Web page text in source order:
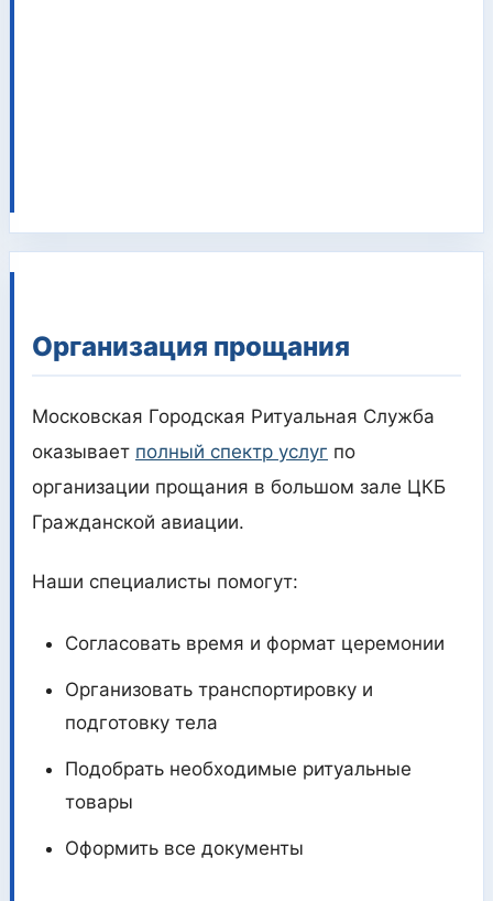
Организация прощания
Московская Городская Ритуальная Служба
оказывает полный спектр услуг по
организации прощания в большом зале ЦКБ
Гражданской авиации.
Наши специалисты помогут:
Согласовать время и формат церемонии
Организовать транспортировку и
подготовку тела
Подобрать необходимые ритуальные
товары
Оформить все документы